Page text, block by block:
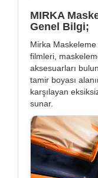
MIRKA
Genel Bilgi;
Mirka
filmleri,
aksesuarları
tamir boyası
karşılayan
sunar.